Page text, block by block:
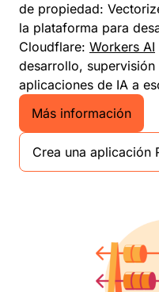
de propiedad:
la plataforma para
Cloudflare: Workers AI
desarrollo,
aplicaciones de IA a
Más información
Crea una aplicación